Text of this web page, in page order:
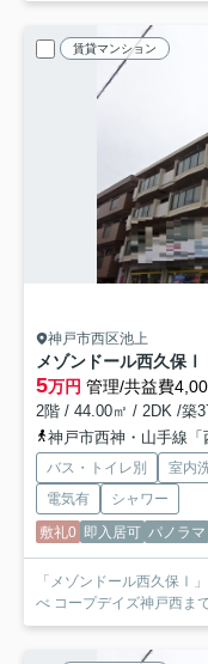
賃貸マンション
神戸市西区池上
メゾンドール西久保Ⅰ
5万円 管理/共益費
2階 / 44.00㎡ / 2DK /築
神戸市西神・山手線
バス・トイレ別 室内
電気有
シャワー
敷礼0 即入居可 パノラマ
「メゾンドール西久保Ⅰ
べ コープデイズ神戸西ま